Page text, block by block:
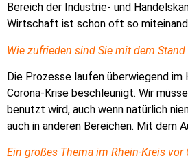
Bereich der Industrie- und
Wirtschaft ist schon oft so
Wie zufrieden sind Sie mit dem
Die Prozesse laufen überwiegend im
Corona-Krise beschleunigt. Wir
benutzt wird, auch wenn natürlich
auch in anderen Bereichen. Mit dem
Ein großes Thema im Rhein-Kreis